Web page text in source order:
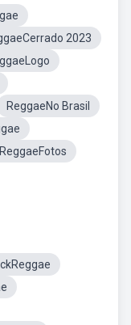
2023
ReggaeNo Brasil